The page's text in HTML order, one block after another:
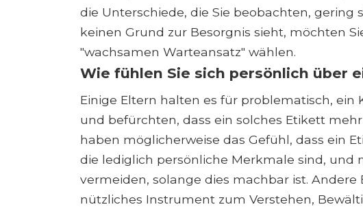
die Unterschiede, die Sie beobachten, gering
keinen Grund zur Besorgnis sieht, möchten
"wachsamen Warteansatz" wählen.
Wie fühlen Sie sich persönlich über
Einige Eltern halten es für problematisch, ein
und befürchten, dass ein solches Etikett
haben möglicherweise das Gefühl, dass ein
die lediglich persönliche Merkmale sind, und
vermeiden, solange dies machbar ist.
nützliches Instrument zum Verstehen,